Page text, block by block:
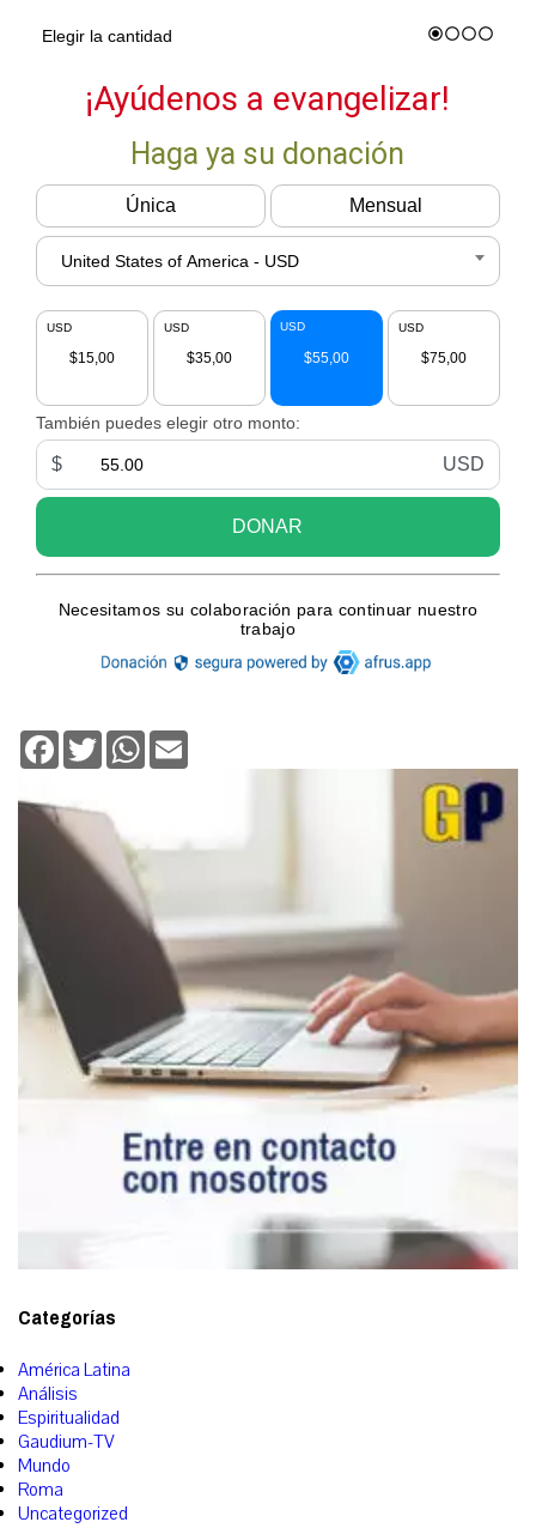
Facebook
TwitterWhatsApp
Categorías
América Latina
Análisis
Espiritualidad
Gaudium-TV
Mundo
Roma
Uncategorized